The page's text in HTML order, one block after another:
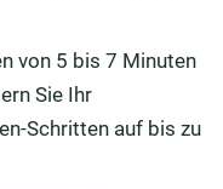
von 5 bis 7 Minuten
Sie Ihr
Schritten auf bis zu